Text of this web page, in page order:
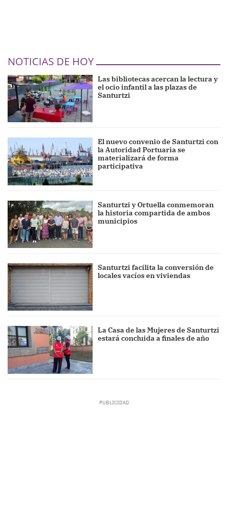
NOTICIAS DE HOY
Las bibliotecas acercan la lectura y
el ocio infantil a las plazas de
Santurtzi
El nuevo convenio de Santurtzi con
la Autoridad Portuaria se
materializará de forma
participativa
Santurtzi y Ortuella conmemoran
la historia compartida de ambos
municipios
Santurtzi facilita la conversión de
locales vacíos en viviendas
La Casa de las Mujeres de Santurtzi
estará concluida a finales de año